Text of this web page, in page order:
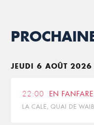
JEUDI 6 AOÛT 2026
22:00 EN FANFARE
LA CALE, QUAI DE